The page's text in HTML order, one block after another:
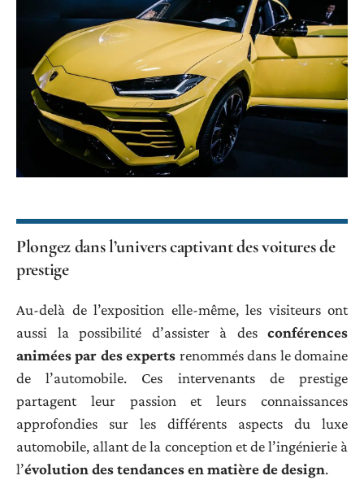
Plongez dans l’univers captivant des voitures de
prestige
Au-delà de l’exposition elle-même, les visiteurs ont
aussi la possibilité d’assister à des conférences
animées par des experts renommés dans le domaine
de l’automobile. Ces intervenants de prestige
partagent leur passion et leurs connaissances
approfondies sur les différents aspects du luxe
automobile, allant de la conception et de l’ingénierie à
l’évolution des tendances en matière de design.